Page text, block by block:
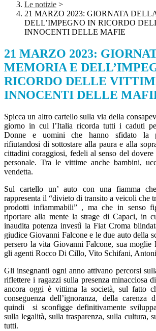
Le notizie >
21 MARZO 2023: GIORNATA
DELL’IMPEGNO IN RICORDO
INNOCENTI DELLE MAFIE
21 MARZO 2023:
MEMORIA E
RICORDO DELLE
INNOCENTI DELLE
Spicca un altro cartello sulla via della
giorno in cui l’Italia ricorda tutti i caduti
Donne e uomini che hanno sfidato la
rifiutandosi di sottostare alla paura e alla
cittadini coraggiosi, fedeli al senso del
personale. Tra le vittime anche bambini,
vendetta.
Sul cartello un’ auto con una fiamma che
rappresenta il “divieto di transito a veicoli che
prodotti infiammabili” , ma che in senso
riportare alla mente la strage di Capaci, in
inaudita potenza investì la Fiat Croma
giudice Giovanni Falcone e le due auto della
persero la vita Giovanni Falcone, sua moglie
gli agenti Rocco Di Cillo, Vito Schifani,
Gli insegnanti ogni anno attivano percorsi
riflettere i ragazzi sulla presenza minacciosa
ancora oggi è vittima la società, sul fatto
conseguenza dell’ignoranza, della carenza
quindi si sconfigge definitivamente
sulla legalità, sulla trasparenza, sulla cultura,
tutti.